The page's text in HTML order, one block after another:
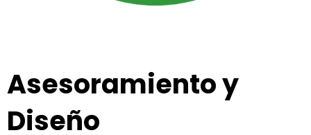
Asesoramiento y
Diseño